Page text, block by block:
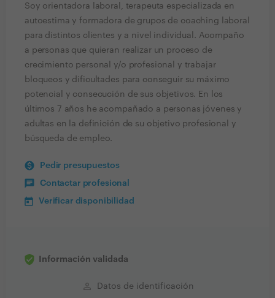
Soy orientadora laboral, terapeuta especializada en
autoestima y formadora de grupos de coaching laboral
para distintos clientes y a nivel individual. Acompaño
a personas que quieran realizar un proceso de
crecimiento personal y/o profesional y trabajar
bloqueos y dificultades para conseguir su máximo
potencial y consecución de sus objetivos. En los
últimos 7 años he acompañado a personas jóvenes y
adultas en la definición de su objetivo profesional y
búsqueda de empleo.
Pedir presupuestos
Contactar profesional
Verificar disponibilidad
Información validada
perm_identity Datos de identificación